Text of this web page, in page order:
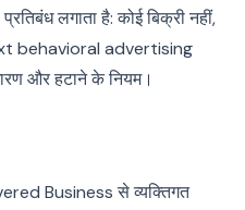
लगाता है: कोई बिक्री नहीं,
behavioral advertising
और हटाने के नियम।
Business से व्यक्तिगत